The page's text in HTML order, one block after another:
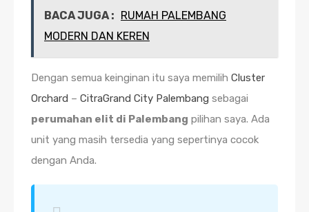
BACA JUGA :
RUMAH PALEMBANG
MODERN DAN KEREN
Dengan semua keinginan itu saya memilih Cluster
Orchard – CitraGrand City Palembang sebagai
perumahan elit di Palembang pilihan saya. Ada
unit yang masih tersedia yang sepertinya cocok
dengan Anda.